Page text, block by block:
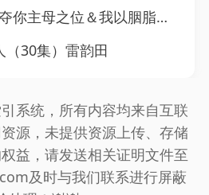
位＆我以胭脂覆山河（79集）常丹丹
（30集）雷韵田
系统，所有内容均来自互联
源，未提供资源上传、存储
益，请发送相关证明文件至
及时与我们联系进行屏蔽